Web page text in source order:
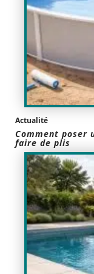
Actualité
Comment poser
faire de plis